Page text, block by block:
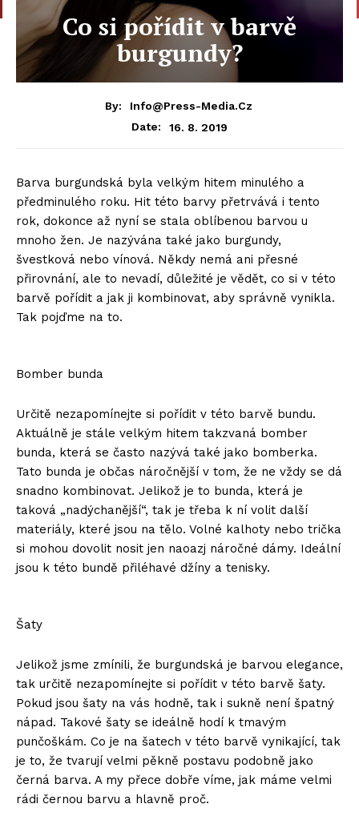
Co si pořídit v barvě
burgundy?
By:
Info@press-Media.cz
Date:
16. 8. 2019
Barva burgundská byla velkým hitem minulého a
předminulého roku. Hit této barvy přetrvává i tento
rok, dokonce až nyní se stala oblíbenou barvou u
mnoho žen. Je nazývána také jako burgundy,
švestková nebo vínová. Někdy nemá ani přesné
přirovnání, ale to nevadí, důležité je vědět, co si v této
barvě pořídit a jak ji kombinovat, aby správně vynikla.
Tak pojďme na to.
Bomber bunda
Určitě nezapomínejte si pořídit v této barvě bundu.
Aktuálně je stále velkým hitem takzvaná bomber
bunda, která se často nazývá také jako bomberka.
Tato bunda je občas náročnější v tom, že ne vždy se dá
snadno kombinovat. Jelikož je to bunda, která je
taková „nadýchanější“, tak je třeba k ní volit další
materiály, které jsou na tělo. Volné kalhoty nebo trička
si mohou dovolit nosit jen naoazj náročné dámy. Ideální
jsou k této bundě přiléhavé džíny a tenisky.
Šaty
Jelikož jsme zmínili, že burgundská je barvou elegance,
tak určitě nezapomínejte si pořídit v této barvě šaty.
Pokud jsou šaty na vás hodně, tak i sukně není špatný
nápad. Takové šaty se ideálně hodí k tmavým
punčoškám. Co je na šatech v této barvě vynikající, tak
je to, že tvarují velmi pěkně postavu podobně jako
černá barva. A my přece dobře víme, jak máme velmi
rádi černou barvu a hlavně proč.